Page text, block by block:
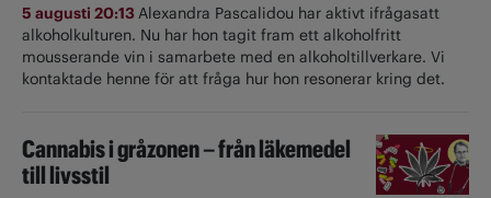
5 augusti 20:13Alexandra Pascalidou har aktivt ifrågasatt
alkoholkulturen. Nu har hon tagit fram ett alkoholfritt
mousserande vin i samarbete med en alkoholtillverkare. Vi
kontaktade henne för att fråga hur hon resonerar kring det.
Cannabis i gråzonen – från läkemedel
till livsstil